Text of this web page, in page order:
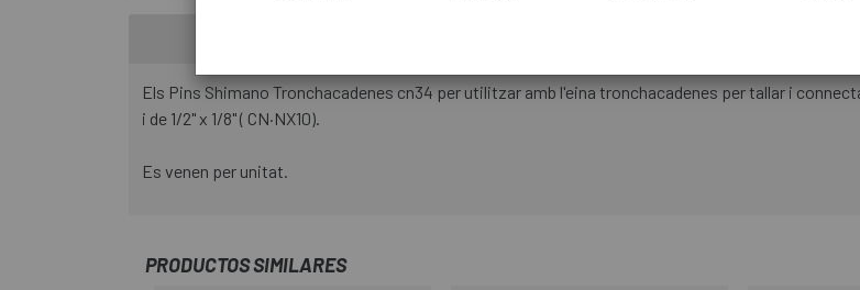
Els Pins Shimano Tronchacadenes cn34 per utilitzar amb l'eina tronchacadenes per tallar i
i de 1/2" x 1/8" ( CN·NX10).
Es venen per unitat.
PRODUCTOS SIMILARES